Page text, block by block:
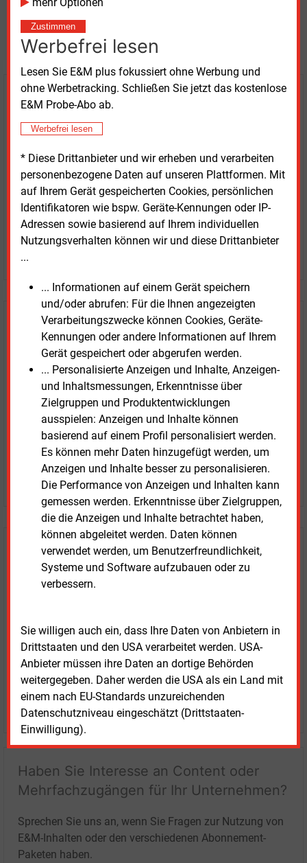
Zustimmen
Werbefrei lesen
Lesen Sie E&M plus fokussiert ohne Werbung und
ohne Werbetracking. Schließen Sie jetzt das kostenlose
E&M Probe-Abo ab.
Werbefrei lesen
* Diese Drittanbieter und wir erheben und verarbeiten
personenbezogene Daten auf unseren Plattformen. Mit
auf Ihrem Gerät gespeicherten Cookies, persönlichen
Identifikatoren wie bspw. Geräte-Kennungen oder IP-
Adressen sowie basierend auf Ihrem individuellen
Nutzungsverhalten können wir und diese Drittanbieter
...
... Informationen auf einem Gerät speichern
und/oder abrufen: Für die Ihnen angezeigten
Verarbeitungszwecke können Cookies, Geräte-
Kennungen oder andere Informationen auf Ihrem
Gerät gespeichert oder abgerufen werden.
... Personalisierte Anzeigen und Inhalte, Anzeigen-
und Inhaltsmessungen, Erkenntnisse über
Zielgruppen und Produktentwicklungen
ausspielen: Anzeigen und Inhalte können
basierend auf einem Profil personalisiert werden.
Es können mehr Daten hinzugefügt werden, um
Anzeigen und Inhalte besser zu personalisieren.
Die Performance von Anzeigen und Inhalten kann
gemessen werden. Erkenntnisse über Zielgruppen,
die die Anzeigen und Inhalte betrachtet haben,
können abgeleitet werden. Daten können
verwendet werden, um Benutzerfreundlichkeit,
Systeme und Software aufzubauen oder zu
verbessern.
Sie willigen auch ein, dass Ihre Daten von Anbietern in
Drittstaaten und den USA verarbeitet werden. USA-
Anbieter müssen ihre Daten an dortige Behörden
weitergegeben. Daher werden die USA als ein Land mit
einem nach EU-Standards unzureichenden
Datenschutzniveau eingeschätzt (Drittstaaten-
Einwilligung).
Möchten Sie diese und
weitere Nachrichten lesen?
Kaufen Sie den Artikel
erhalten Sie sofort diesen redaktionellen Beitrag für
Testen SieE&M
kostenlos und
unverbindlich
Zwei Wochen kostenfreier Zugang
Zugang auf stündlich aktualisierte Nachrichten mit
Prognose- und Marktdaten
+ einmal täglich E&M daily
+ zwei Ausgaben der Zeitung E&M
ohne automatische Verlängerung
JETZT KOSTENLOS TESTEN
Login für Kunden
Haben Sie Interesse an Content oder
Mehrfachzugängen für Ihr Unternehmen?
Sprechen Sie uns an, wenn Sie Fragen zur Nutzung von
E&M-Inhalten oder den verschiedenen Abonnement-
Paketen haben.